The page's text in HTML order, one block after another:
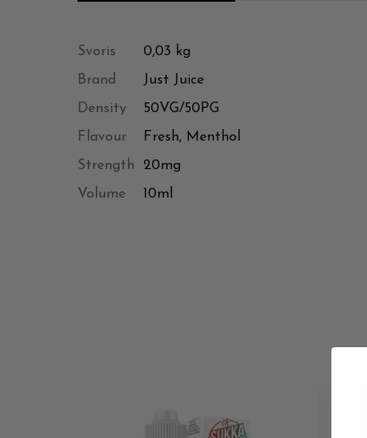
Svoris
0,03 kg
Brand
Just Juice
Density
50VG/50PG
Flavour
Fresh, Menthol
Strength
20mg
Volume
10ml